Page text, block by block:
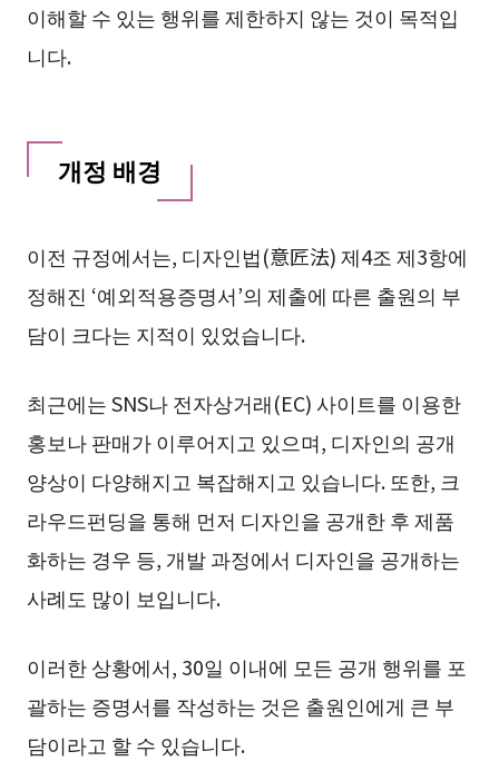
이해할 수 있는 행위를 제한하지 않는 것이 목적입
니다.
개정 배경
이전 규정에서는, 디자인법(意匠法) 제4조 제3항에
정해진 ‘예외적용증명서’의 제출에 따른 출원의 부
담이 크다는 지적이 있었습니다.
최근에는 SNS나 전자상거래(EC) 사이트를 이용한
홍보나 판매가 이루어지고 있으며, 디자인의 공개
양상이 다양해지고 복잡해지고 있습니다. 또한, 크
라우드펀딩을 통해 먼저 디자인을 공개한 후 제품
화하는 경우 등, 개발 과정에서 디자인을 공개하는
사례도 많이 보입니다.
이러한 상황에서, 30일 이내에 모든 공개 행위를 포
괄하는 증명서를 작성하는 것은 출원인에게 큰 부
담이라고 할 수 있습니다.